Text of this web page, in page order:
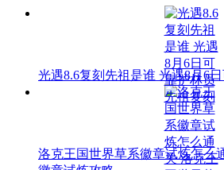
光遇8.6复刻先祖是谁 光遇8月6
洛克王国世界草系徽章试炼怎么